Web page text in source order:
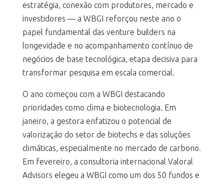
estratégia, conexão com produtores, mercado e
investidores — a WBGI reforçou neste ano o
papel fundamental das venture builders na
longevidade e no acompanhamento contínuo de
negócios de base tecnológica, etapa decisiva para
transformar pesquisa em escala comercial.
O ano começou com a WBGI destacando
prioridades como clima e biotecnologia. Em
janeiro, a gestora enfatizou o potencial de
valorização do setor de biotechs e das soluções
climáticas, especialmente no mercado de carbono.
Em fevereiro, a consultoria internacional Valoral
Advisors elegeu a WBGI como um dos 50 fundos e